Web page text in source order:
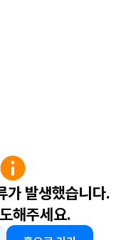
가 발생했습니다.
해주세요.